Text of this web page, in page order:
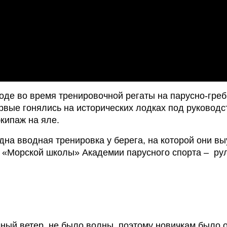
во время тренировочной регаты на парусно-
гонялись на исторических лодках под
на яле.
вводная тренировка у берега, на которой они
школы» Академии парусного спорта –